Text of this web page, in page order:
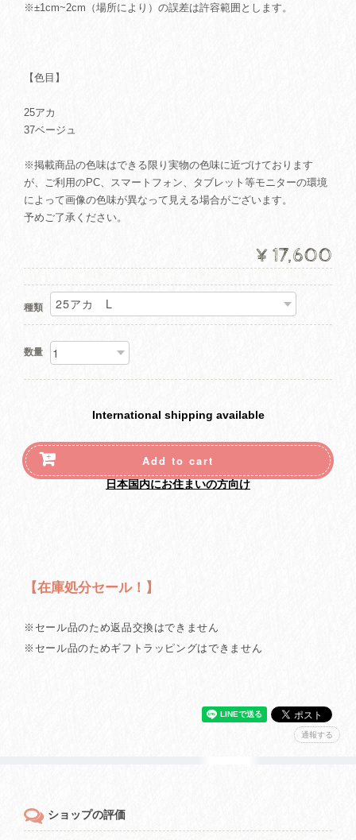
※±1cm~2cm（場所により）の誤差は許容範囲とします。
【色目】
25アカ
37ベージュ
※掲載商品の色味はできる限り実物の色味に近づけております
が、ご利用のPC、スマートフォン、タブレット等モニターの環境
によって画像の色味が異なって見える場合がございます。
予めご了承ください。
¥17,600
種類
数量
International shipping available
Add to cart
日本国内にお住まいの方向け
【在庫処分セール！】
※セール品のため返品交換はできません
※セール品のためギフトラッピングはできません
通報する
ショップの評価